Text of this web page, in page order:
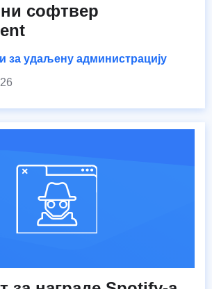
софтвер
за удаљену администрацију